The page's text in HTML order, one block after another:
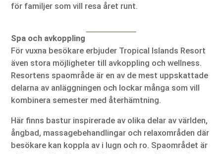
för familjer som vill resa året runt.
Spa och avkoppling
För vuxna besökare erbjuder Tropical Islands Resort
även stora möjligheter till avkoppling och wellness.
Resortens spaområde är en av de mest uppskattade
delarna av anläggningen och lockar många som vill
kombinera semester med återhämtning.
Här finns bastur inspirerade av olika delar av världen,
ångbad, massagebehandlingar och relaxområden där
besökare kan koppla av i lugn och ro. Spaområdet är